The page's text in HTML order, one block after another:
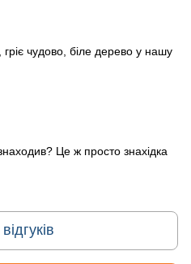
чудово, біле дерево у нашу
Це ж просто знахідка